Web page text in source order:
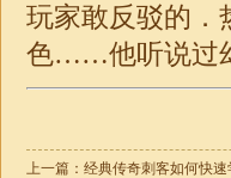
玩家敢反驳的．
色……他听说过
上一篇： 经典传奇刺客如何快